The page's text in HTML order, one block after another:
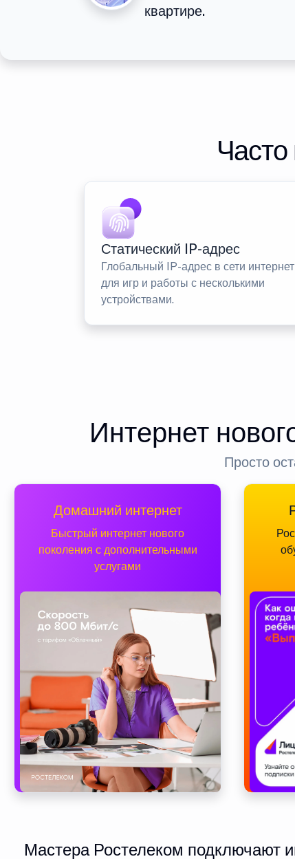
квартире.
Статический IP-адрес
Глобальный IP-адрес в сети интернет
для игр и работы с несколькими
устройствами.
Интернет
Просто
Домашний интернет
Быстрый интернет нового
поколения с дополнительными
услугами
Мастера Ростелеком подключают